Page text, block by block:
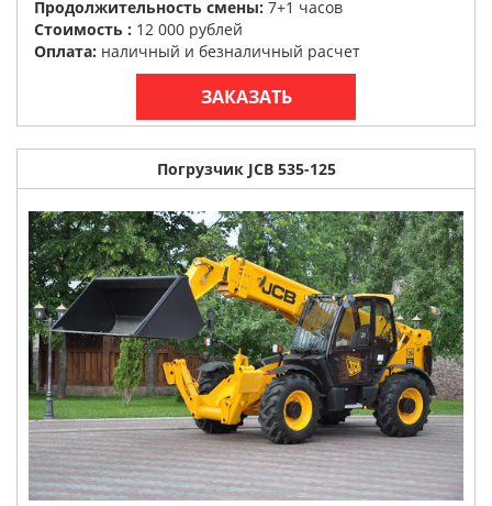
Продолжительность смены: 7+1 часов
Стоимость : 12 000 рублей
Оплата: наличный и безналичный расчет
ЗАКАЗАТЬ
Погрузчик JCB 535-125